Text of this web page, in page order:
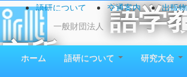
一般財団法人
語学
究所
1923（大正12）年創立
語研について 交通案内 出版物
お問い合わせ
ホーム 語研について
研究大会